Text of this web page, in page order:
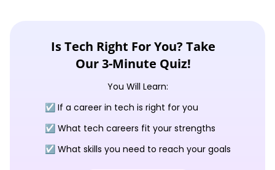
Is Tech Right For You? Take
Our 3-Minute Quiz!
You Will Learn:
☑️ If a career in tech is right for you
☑️ What tech careers fit your strengths
☑️ What skills you need to reach your goals